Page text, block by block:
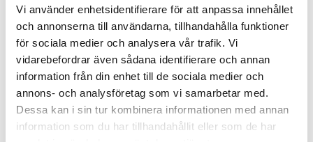
Vi använder enhetsidentifierare för att anpassa innehållet
och annonserna till användarna, tillhandahålla funktioner
för sociala medier och analysera vår trafik. Vi
vidarebefordrar även sådana identifierare och annan
information från din enhet till de sociala medier och
annons- och analysföretag som vi samarbetar med.
Dessa kan i sin tur kombinera informationen med annan
information som du har tillhandahållit eller som de har
Hjul: Cube ZX20
Växelreglage: Sram SX Eagle
Bakväxel: Sram SX Eagle
Shimano BR-MT200
, hydrauliska skivbromsar
Vevparti:
Sram SX Eagle, 32T
Vikt: 13,8 kg